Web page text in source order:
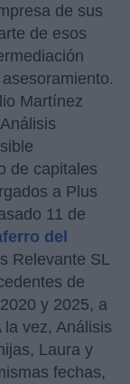
de sus
de esos
Martínez
de capitales
a Plus
11 de
del
Relevante SL
de
y 2025, a
vez, Análisis
Laura y
fechas,